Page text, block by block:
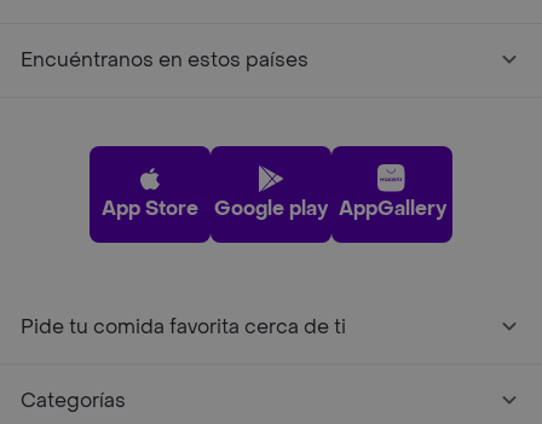
Encuéntranos en estos países
App Store Google play AppGallery
Pide tu comida favorita cerca de ti
Categorías